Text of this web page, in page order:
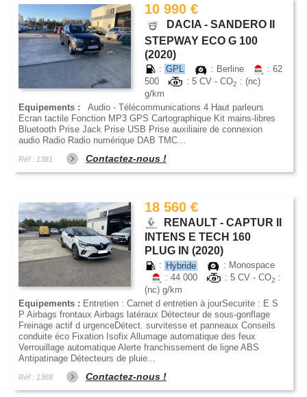
10 990 €
DACIA - SANDERO II
STEPWAY ECO G 100
(2020)
: GPL : Berline
: 62
500
: 5 CV - CO2 : (nc)
g/km
Equipements :
Audio - Télécommunications 4 Haut parleurs
Ecran tactile Fonction MP3 GPS Cartographique Kit mains-libres
Bluetooth Prise Jack Prise USB Prise auxiliaire de connexion
audio Radio Radio numérique DAB TMC...
Réf : 1381 Contactez-nous !
18 560 €
RENAULT - CAPTUR II
INTENS E TECH 160
PLUG IN (2020)
: Hybride
: Monospace
: 44 000
: 5 CV - CO2 :
(nc) g/km
Equipements : Entretien : Carnet d entretien à jourSecurite : E S
P Airbags frontaux Airbags latéraux Détecteur de sous-gonflage
Freinage actif d urgenceDétect. survitesse et panneaux Conseils
conduite éco Fixation Isofix Allumage automatique des feux
Verrouillage automatique Alerte franchissement de ligne ABS
Antipatinage Détecteurs de pluie...
Réf : 1368 Contactez-nous !